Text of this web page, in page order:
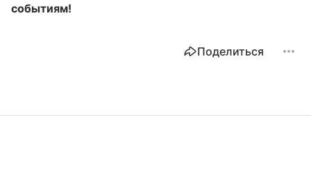
событиям!
Поделиться